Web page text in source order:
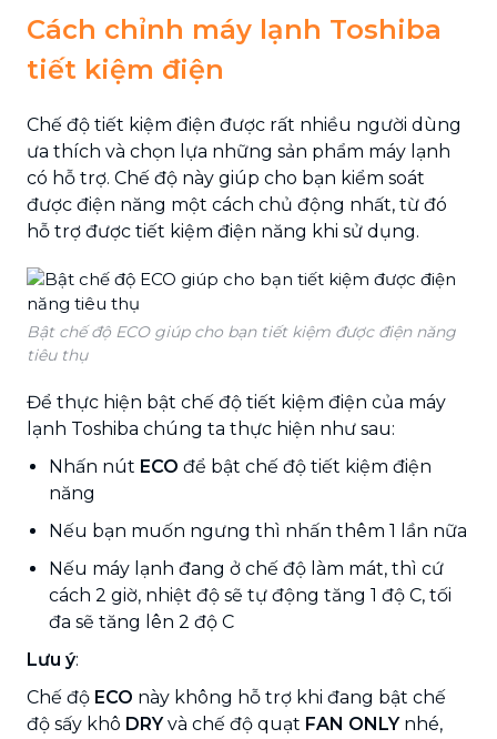
Cách chỉnh máy lạnh Toshiba
tiết kiệm điện
Chế độ tiết kiệm điện được rất nhiều người dùng
ưa thích và chọn lựa những sản phẩm máy lạnh
có hỗ trợ. Chế độ này giúp cho bạn kiểm soát
được điện năng một cách chủ động nhất, từ đó
hỗ trợ được tiết kiệm điện năng khi sử dụng.
Bật chế độ ECO giúp cho bạn tiết kiệm được điện năng
tiêu thụ
Để thực hiện bật chế độ tiết kiệm điện của máy
lạnh Toshiba chúng ta thực hiện như sau:
Nhấn nút ECO để bật chế độ tiết kiệm điện
năng
Nếu bạn muốn ngưng thì nhấn thêm 1 lần nữa
Nếu máy lạnh đang ở chế độ làm mát, thì cứ
cách 2 giờ, nhiệt độ sẽ tự động tăng 1 độ C, tối
đa sẽ tăng lên 2 độ C
Lưu ý:
Chế độ ECO này không hỗ trợ khi đang bật chế
độ sấy khô DRYvà chế độ quạt FAN ONLYnhé,